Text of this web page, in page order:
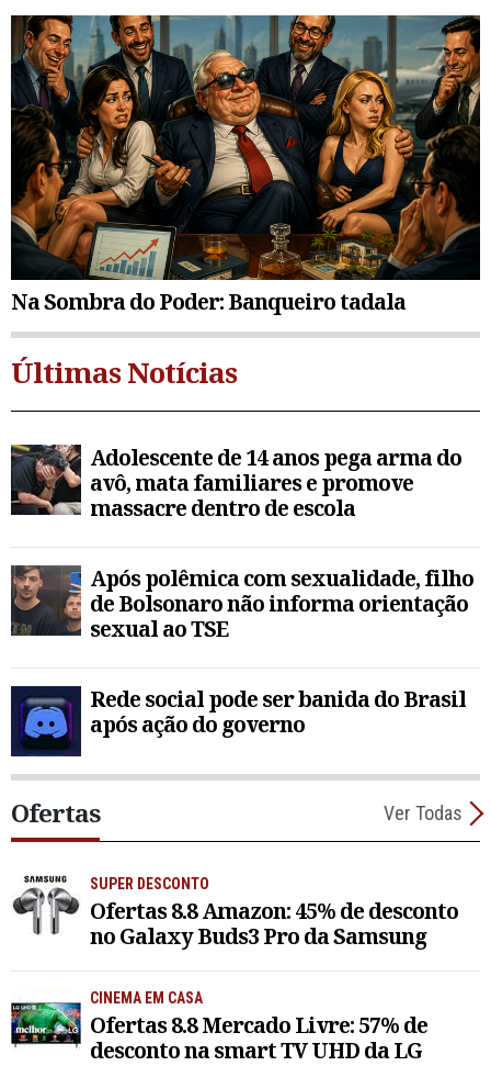
Na Sombra do Poder: Banqueiro tadala
Últimas Notícias
Adolescente de 14 anos pega arma do
avô, mata familiares e promove
massacre dentro de escola
Após polêmica com sexualidade, filho
de Bolsonaro não informa orientação
sexual ao TSE
Rede social pode ser banida do Brasil
após ação do governo
Ofertas Ver Todas
SUPER DESCONTO
Ofertas 8.8 Amazon: 45% de desconto
no Galaxy Buds3 Pro da Samsung
CINEMA EM CASA
Ofertas 8.8 Mercado Livre: 57% de
desconto na smart TV UHD da LG